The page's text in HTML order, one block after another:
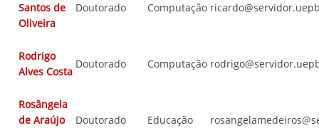
Santos de
Oliveira
Doutorado Computação
Rodrigo
Alves Costa
Doutorado Computação
Rosângela
de Araújo
Doutorado Educação